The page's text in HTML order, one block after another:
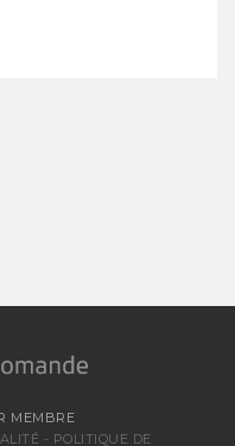
MEMBRE
- POLITIQUE DE